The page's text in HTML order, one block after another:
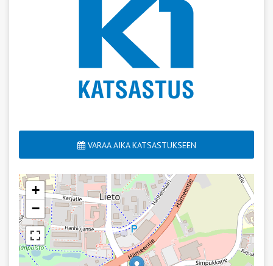
VARAA AIKA KATSASTUKSEEN
+
−